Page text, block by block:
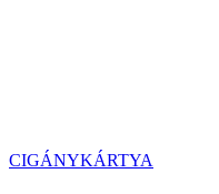
CIGÁNYKÁRTYA